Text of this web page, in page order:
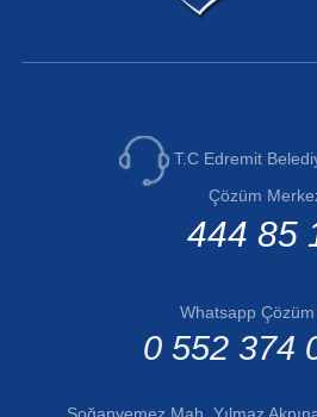
T.C Edremit
Çözüm
444 85
Whatsapp Çözüm
0 552 374
Soğanyemez Mah. Yılmaz